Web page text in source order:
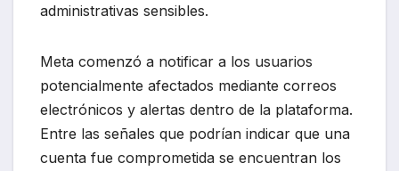
administrativas sensibles.
Meta comenzó a notificar a los usuarios
potencialmente afectados mediante correos
electrónicos y alertas dentro de la plataforma.
Entre las señales que podrían indicar que una
cuenta fue comprometida se encuentran los